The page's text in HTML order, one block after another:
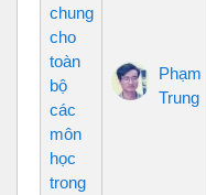
chung
cho
toàn
bộ
các
môn
học
trong
Phạm
Trung